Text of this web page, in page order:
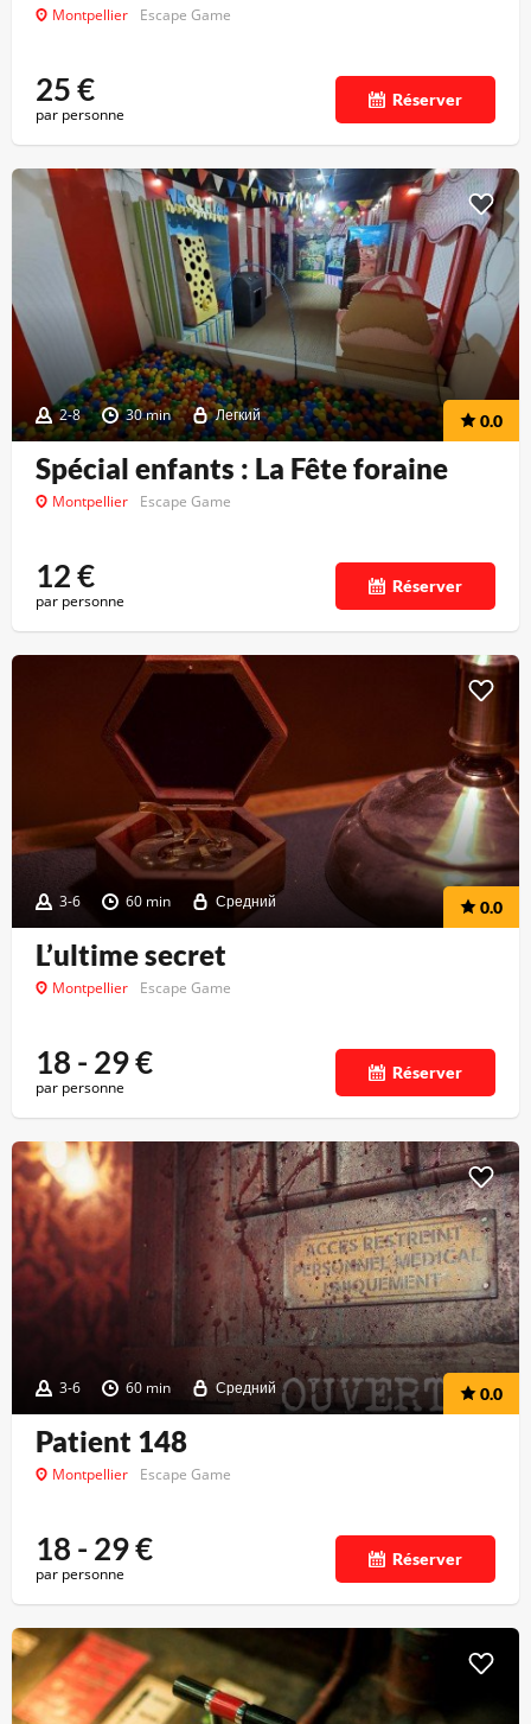
Montpellier Escape Game
25€
par personne
Réserver
2-8 30 min Легкий 0.0
Spécial enfants : La Fête foraine
Montpellier Escape Game
12€
par personne
Réserver
3-6 60 min Средний 0.0
L’ultime secret
Montpellier Escape Game
18 - 29€
par personne
Réserver
3-6 60 min Средний 0.0
Patient 148
Montpellier Escape Game
18 - 29€
par personne
Réserver